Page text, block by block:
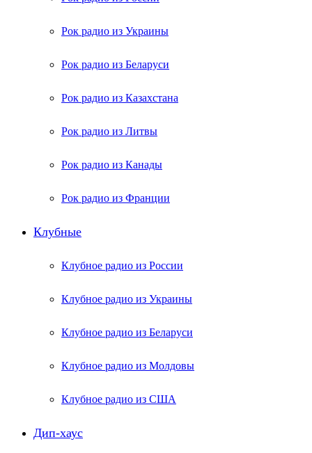
Рок радио из Украины
Рок радио из Беларуси
Рок радио из Казахстана
Рок радио из Литвы
Рок радио из Канады
Рок радио из Франции
Клубные
Клубное радио из России
Клубное радио из Украины
Клубное радио из Беларуси
Клубное радио из Молдовы
Клубное радио из США
Дип-хаус